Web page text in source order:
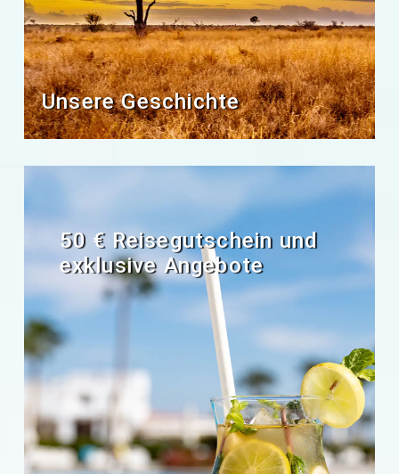
Unsere Geschichte
50 € Reisegutschein und
exklusive Angebote